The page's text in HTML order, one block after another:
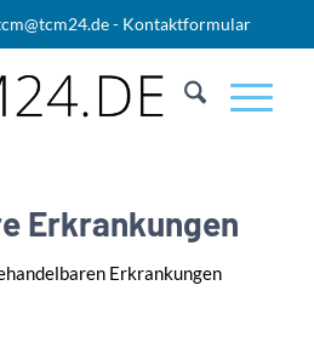
- Kontaktformular
Erkrankungen
Erkrankungen